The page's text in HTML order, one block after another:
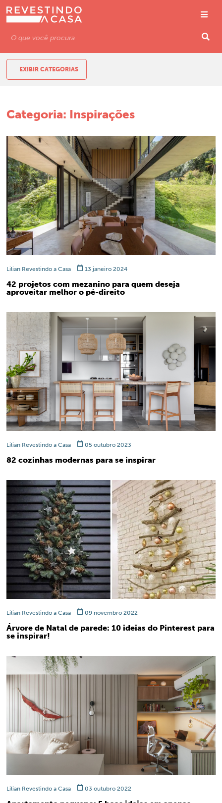
EXIBIR CATEGORIAS
Categoria: Inspirações
Lilian Revestindo a Casa 13 janeiro 2024
42 projetos com mezanino para quem deseja
aproveitar melhor o pé-direito
Lilian Revestindo a Casa 05 outubro 2023
82 cozinhas modernas para se inspirar
Lilian Revestindo a Casa 09 novembro 2022
Árvore de Natal de parede: 10 ideias do Pinterest para
se inspirar!
Lilian Revestindo a Casa 03 outubro 2022